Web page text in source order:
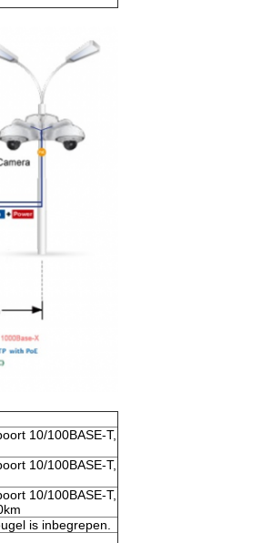
10/100BASE-T,
10/100BASE-T,
10/100BASE-T,
is inbegrepen.